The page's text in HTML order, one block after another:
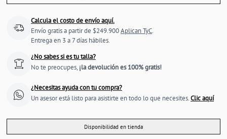
Calcula el costo de envío aquí.
Envío gratis a partir de $249.900Aplican TyC.
Entrega en 3 a 7 días hábiles.
¿No sabes si es tu talla?
No te preocupes, ¡la devolución es 100% gratis!
¿Necesitas ayuda con tu compra?
Un asesor está listo para asistirte en todo lo que necesites.Clic aquí
Disponibilidad en tienda